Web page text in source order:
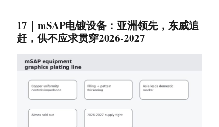
17｜mSAP电镀设备：亚洲领先，东威追
赶，供不应求贯穿2026-2027